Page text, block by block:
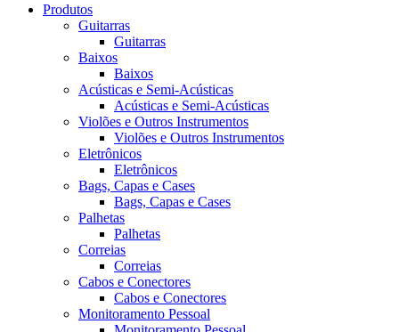
Produtos
Guitarras
Guitarras
Baixos
Baixos
Acústicas e Semi-Acústicas
Acústicas e Semi-Acústicas
Violões e Outros Instrumentos
Violões e Outros Instrumentos
Eletrônicos
Eletrônicos
Bags, Capas e Cases
Bags, Capas e Cases
Palhetas
Palhetas
Correias
Correias
Cabos e Conectores
Cabos e Conectores
Monitoramento Pessoal